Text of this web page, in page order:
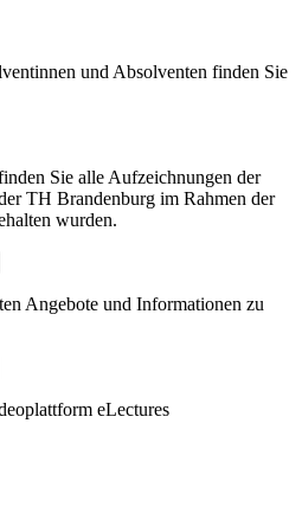
und Absolventen finden Sie
Sie alle Aufzeichnungen der
TH Brandenburg im Rahmen der
wurden.
Angebote und Informationen zu
eLectures